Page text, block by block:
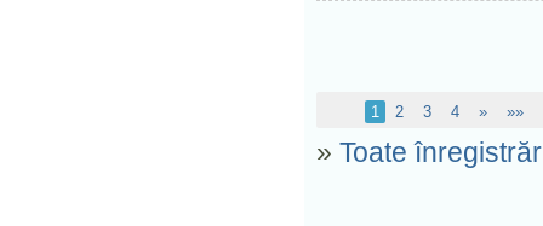
1 2 3 4 » »»
» Toate